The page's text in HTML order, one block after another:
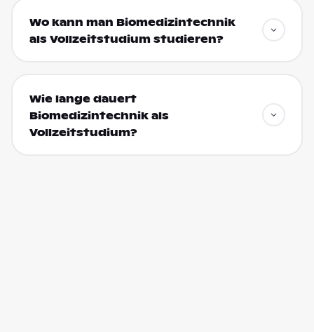
Wo kann man Biomedizintechnik
als Vollzeitstudium studieren?
Wie lange dauert
Biomedizintechnik als
Vollzeitstudium?